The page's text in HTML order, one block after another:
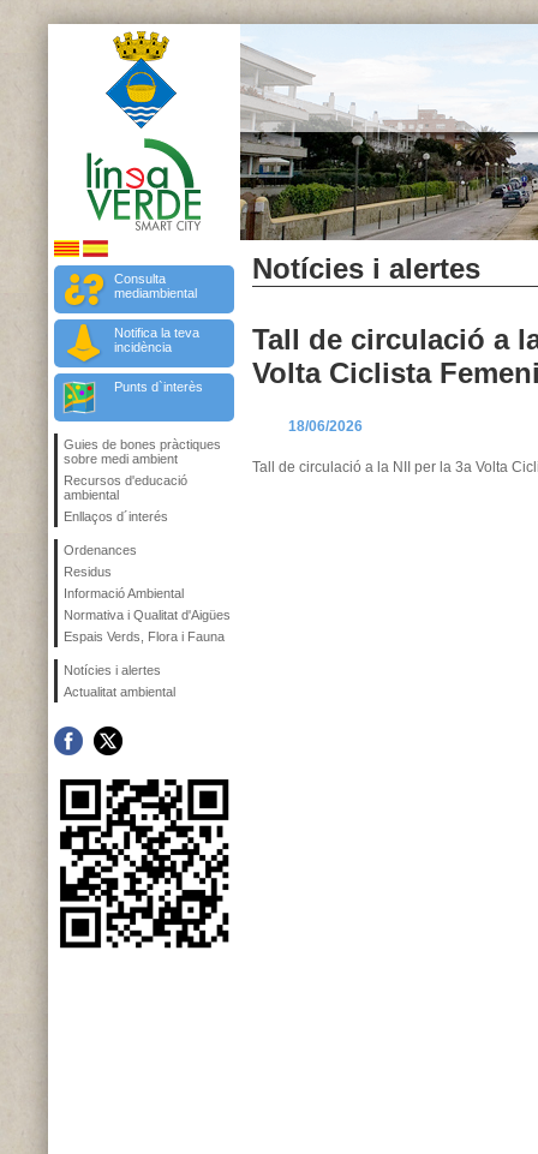
Consulta
mediambiental
Notifica la teva
incidència
Punts d`interès
Guies de bones pràctiques
sobre medi ambient
Recursos d'educació
ambiental
Enllaços d´interés
Ordenances
Residus
Informació Ambiental
Normativa i Qualitat d'Aigües
Espais Verds, Flora i Fauna
Notícies i alertes
Actualitat ambiental
Notícies i alertes
Tall de circulació a
Volta Ciclista
18/06/2026
Tall de circulació a la NII per la 3a Volta